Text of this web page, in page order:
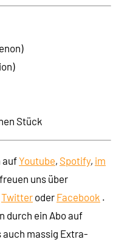
Stück
aufYoutube, Spotify, im
uns über
Twitter oder Facebook .
durch ein Abo auf
auch massig Extra-